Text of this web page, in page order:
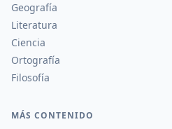
Geografía
Literatura
Ciencia
Ortografía
Filosofía
MÁS CONTENIDO